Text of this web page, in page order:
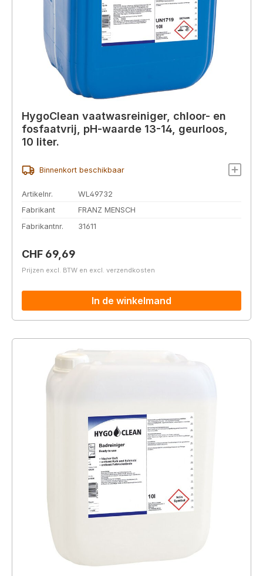
HygoClean vaatwasreiniger, chloor- en
fosfaatvrij, pH-waarde 13-14, geurloos,
10 liter.
Binnenkort beschikbaar
Artikelnr.
WL49732
Fabrikant
FRANZ MENSCH
Fabrikantnr.
31611
Normale prijs:
CHF 69,69
Prijzen excl. BTW en excl. verzendkosten
In de winkelmand